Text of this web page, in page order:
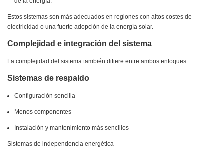
Estos sistemas son más adecuados en regiones con altos costes de
electricidad o una fuerte adopción de la energía solar.
Complejidad e integración del sistema
La complejidad del sistema también difiere entre ambos enfoques.
Sistemas de respaldo
Configuración sencilla
Menos componentes
Instalación y mantenimiento más sencillos
Sistemas de independencia energética